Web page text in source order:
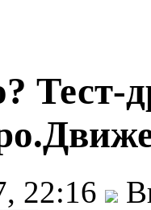
Тест-
22:16